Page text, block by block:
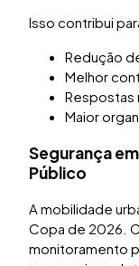
Isso contribui
Redução
Melhor
Respostas
Maior
Segurança
Público
A mobilidade
Copa de 2026.
monitoramento